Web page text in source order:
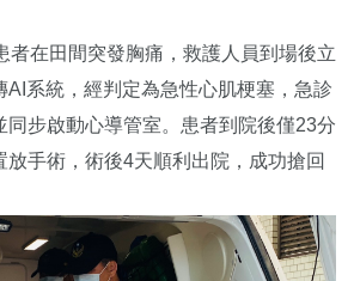
者在田間突發胸痛，救護人員到場後立
AI系統，經判定為急性心肌梗塞，急診
同步啟動心導管室。患者到院後僅23分
放手術，術後4天順利出院，成功搶回